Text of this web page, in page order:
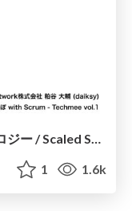
スクラムのスケールとチームトポロジー / Scaled Scrum and Team Topologies
1 1.6k